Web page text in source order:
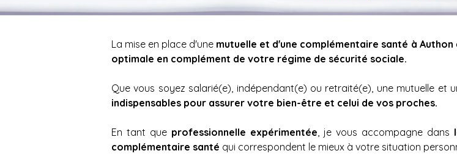
La mise en place d'une mutuelle et d'une complémentaire santé à Authon
optimale en complément de votre régime de sécurité sociale.
indispensables pour assurer votre bien-être et celui de vos proches.
En tant que professionnelle expérimentée, je vous accompagne dans
complémentaire santé qui correspondent le mieux à votre situation